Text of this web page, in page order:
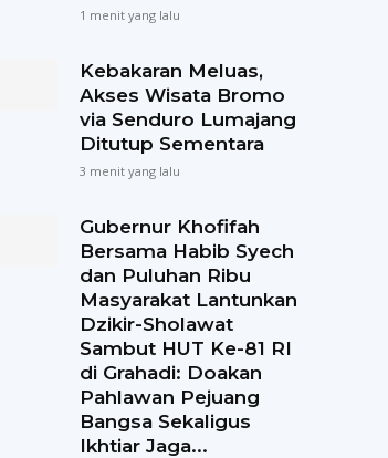
1 menit yang lalu
Kebakaran Meluas,
Akses Wisata Bromo
via Senduro Lumajang
Ditutup Sementara
3 menit yang lalu
Gubernur Khofifah
Bersama Habib Syech
dan Puluhan Ribu
Masyarakat Lantunkan
Dzikir-Sholawat
Sambut HUT Ke-81 RI
di Grahadi: Doakan
Pahlawan Pejuang
Bangsa Sekaligus
Ikhtiar Jaga...